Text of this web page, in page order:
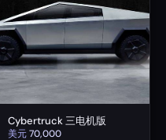
Cybertruck 三电机版
美元70,000